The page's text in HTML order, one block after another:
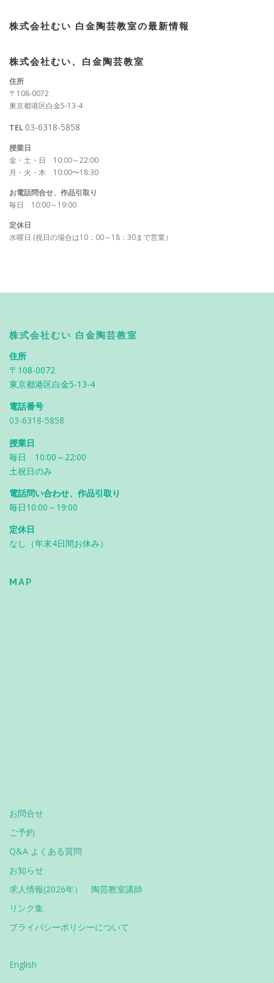
株式会社むい 白金陶芸教室の最新情報
株式会社むい、白金陶芸教室
住所
〒108-0072
東京都港区白金5-13-4
TEL 03-6318-5858
授業日
金・土・日 10:00～22:00
月・火・木 10:00〜18:30
お電話問合せ、作品引取り
毎日 10:00～19:00
定休日
水曜日 (祝日の場合は10：00～18：30まで営業）
株式会社むい 白金陶芸教室
住所
〒108-0072
東京都港区白金5-13-4
電話番号
03-6318-5858
授業日
毎日 10:00～22:00
土祝日のみ
電話問い合わせ、作品引取り
毎日10:00～19:00
定休日
なし（年末4日間お休み）
MAP
お問合せ
ご予約
Q&A よくある質問
お知らせ
求人情報(2026年） 陶芸教室講師
リンク集
プライバシーポリシーについて
English